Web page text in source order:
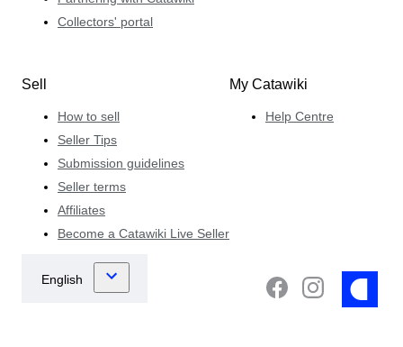
Collectors' portal
Sell
How to sell
Seller Tips
Submission guidelines
Seller terms
Affiliates
Become a Catawiki Live Seller
My Catawiki
Help Centre